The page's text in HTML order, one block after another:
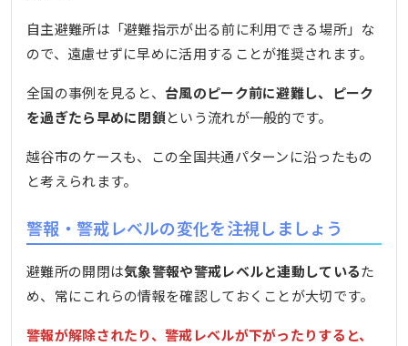
自主避難所は「避難指示が出る前に利用できる場所」な
ので、遠慮せずに早めに活用することが推奨されます。
全国の事例を見ると、 台風のピーク前に避難し、ピーク
を過ぎたら早めに閉鎖という流れが一般的です。
越谷市のケースも、この全国共通パターンに沿ったもの
と考えられます。
警報・警戒レベルの変化を注視しましょう
避難所の開閉は気象警報や警戒レベルと連動しているた
め、常にこれらの情報を確認しておくことが大切です。
警報が解除されたり、警戒レベルが下がったりすると、